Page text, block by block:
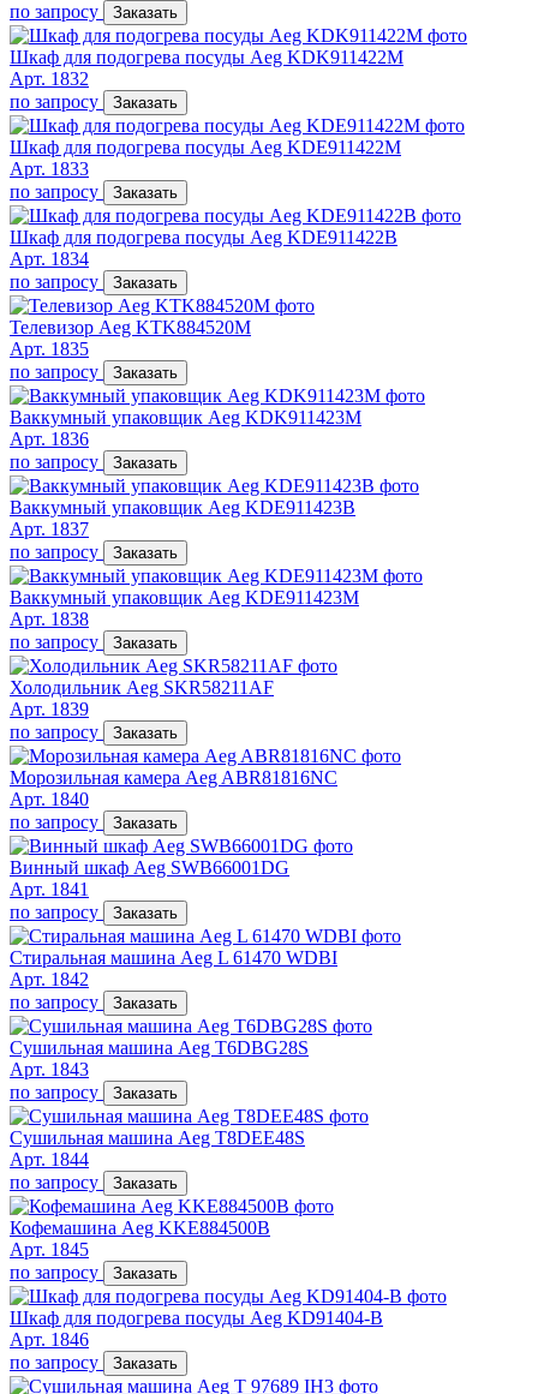
по запросу Заказать
Шкаф для подогрева посуды Aeg KDK911422M
Арт. 1832
по запросу
Заказать
Шкаф для подогрева посуды Aeg KDE911422M
Арт. 1833
по запросу
Заказать
Шкаф для подогрева посуды Aeg KDE911422B
Арт. 1834
по запросу
Заказать
Телевизор Aeg KTK884520M
Арт. 1835
по запросу
Заказать
Ваккумный упаковщик Aeg KDK911423M
Арт. 1836
по запросу
Заказать
Ваккумный упаковщик Aeg KDE911423B
Арт. 1837
по запросу
Заказать
Ваккумный упаковщик Aeg KDE911423M
Арт. 1838
по запросу
Заказать
Холодильник Aeg SKR58211AF
Арт. 1839
по запросу
Заказать
Морозильная камера Aeg ABR81816NC
Арт. 1840
по запросу
Заказать
Винный шкаф Aeg SWB66001DG
Арт. 1841
по запросу
Заказать
Стиральная машина Aeg L 61470 WDBI
Арт. 1842
по запросу
Заказать
Сушильная машина Aeg T6DBG28S
Арт. 1843
по запросу
Заказать
Сушильная машина Aeg T8DEE48S
Арт. 1844
по запросу
Заказать
Кофемашина Aeg KKE884500B
Арт. 1845
по запросу
Заказать
Шкаф для подогрева посуды Aeg KD91404-B
Арт. 1846
по запросу
Заказать